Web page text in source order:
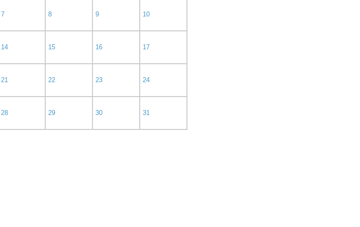
7 8 9 10
14 15 16 17
21 22 23 24
28 29 30 31